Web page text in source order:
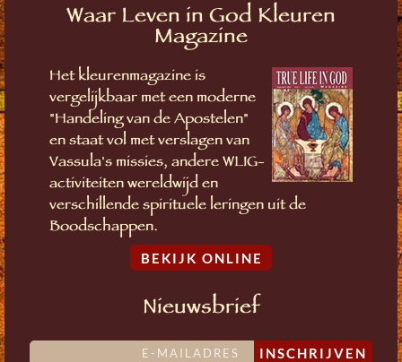
Waar Leven in God Kleuren
Magazine
Het kleurenmagazine is
vergelijkbaar met een moderne
"Handeling van de Apostelen"
en staat vol met verslagen van
Vassula's missies, andere WLIG-
activiteiten wereldwijd en
verschillende spirituele leringen uit de
Boodschappen.
BEKIJK ONLINE
Nieuwsbrief
INSCHRIJVEN